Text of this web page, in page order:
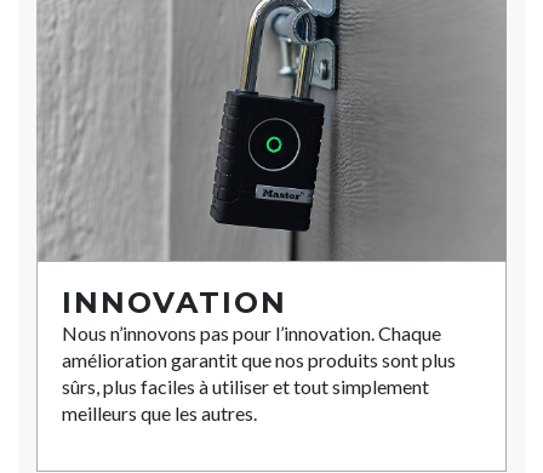
INNOVATION
Nous n’innovons pas pour l’innovation. Chaque
amélioration garantit que nos produits sont plus
sûrs, plus faciles à utiliser et tout simplement
meilleurs que les autres.